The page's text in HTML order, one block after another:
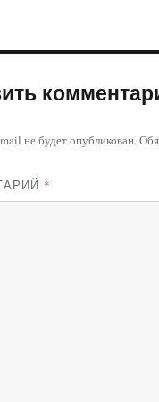
не будет опубликован.
*